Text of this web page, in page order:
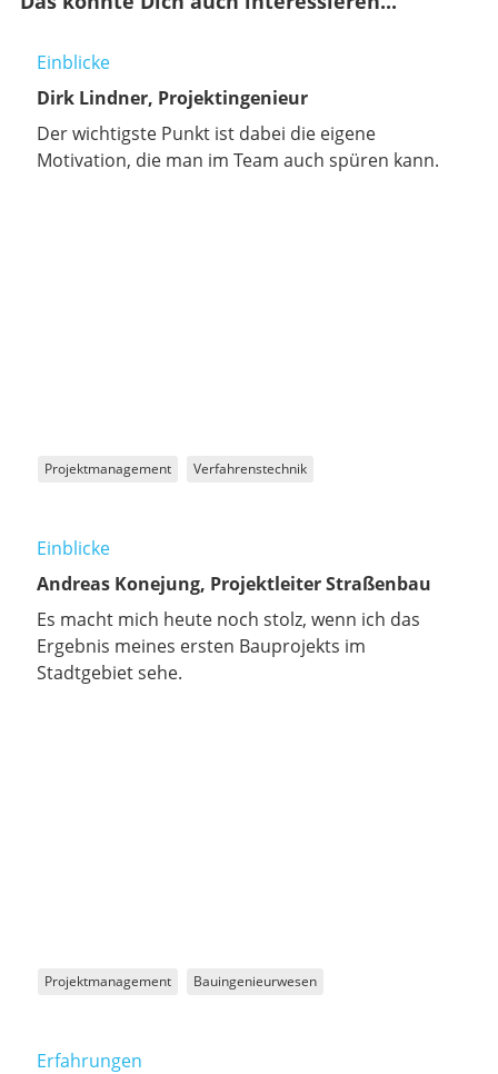
Einblicke
Dirk Lindner, Projektingenieur
Der wichtigste Punkt ist dabei die eigene
Motivation, die man im Team auch spüren kann.
Projektmanagement Verfahrenstechnik
Einblicke
Andreas Konejung, Projektleiter Straßenbau
Es macht mich heute noch stolz, wenn ich das
Ergebnis meines ersten Bauprojekts im
Stadtgebiet sehe.
Projektmanagement Bauingenieurwesen
Erfahrungen